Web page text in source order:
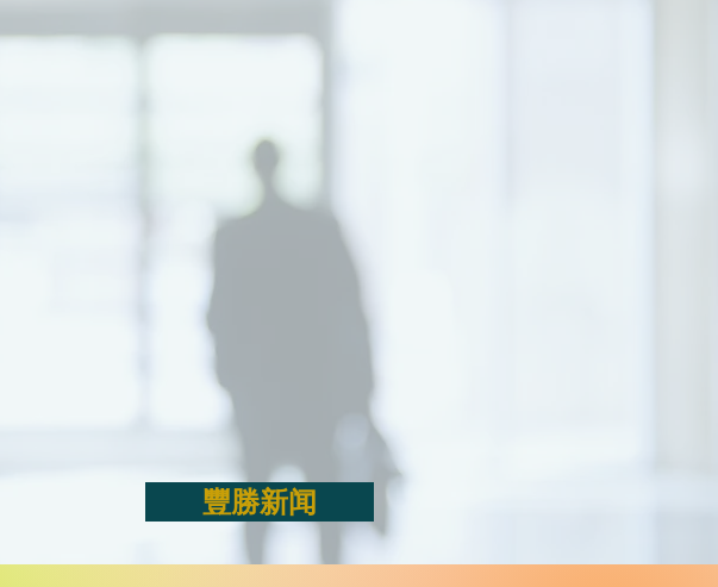
理念，稳健的投资保障，为无数客户带去财富增
恒的目标，让您享有一生的尊崇！
退休计划，节税投资计划，旅行平安保险等。为
服务为客户生活锦上添花，用我们豐勝人的真挚
相聚。
豐勝新闻